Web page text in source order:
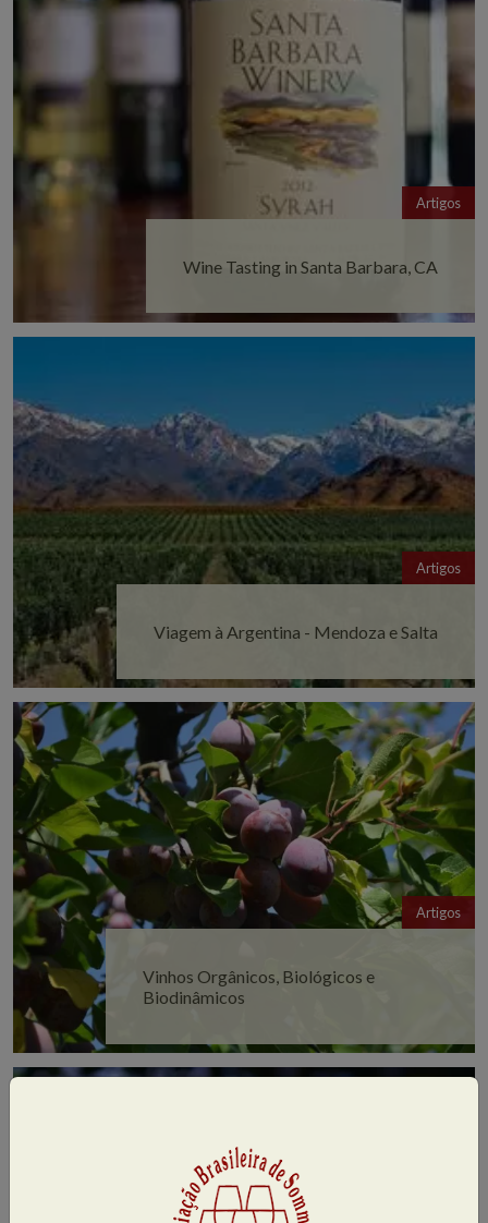
Artigos
Wine Tasting in Santa Barbara, CA
Artigos
Viagem à Argentina - Mendoza e Salta
Artigos
Vinhos Orgânicos, Biológicos e
Biodinâmicos